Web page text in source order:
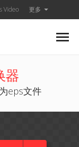
Video 更多
器
eps文件